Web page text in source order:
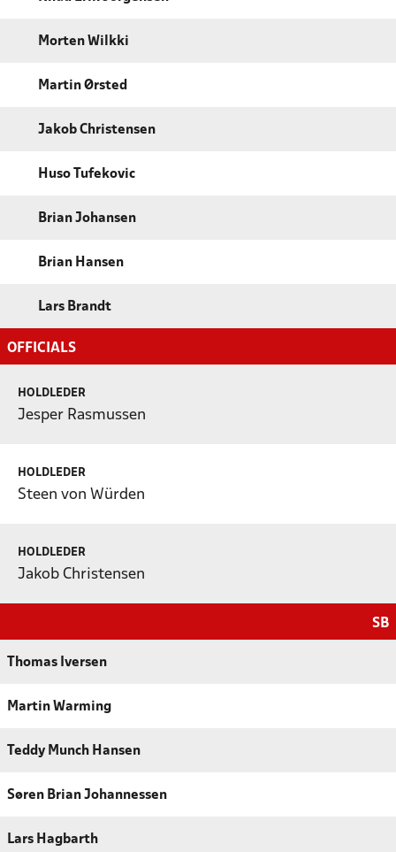
Morten Wilkki
Martin Ørsted
Jakob Christensen
Huso Tufekovic
Brian Johansen
Brian Hansen
Lars Brandt
OFFICIALS
HOLDLEDER
Jesper Rasmussen
HOLDLEDER
Steen von Würden
HOLDLEDER
Jakob Christensen
SB
Thomas Iversen
Martin Warming
Teddy Munch Hansen
Søren Brian Johannessen
Lars Hagbarth